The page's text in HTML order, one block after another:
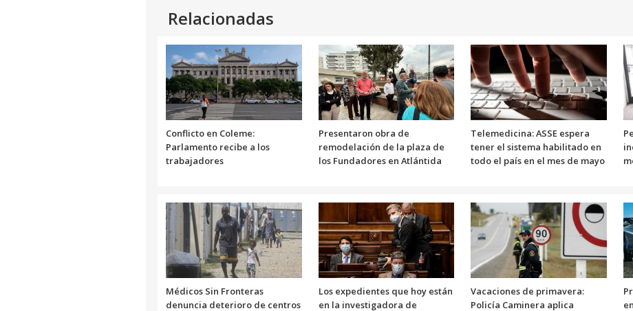
Relacionadas
Conflicto en Coleme:
Parlamento recibe a los
trabajadores
Presentaron obra de
remodelación de la plaza de
los Fundadores en Atlántida
Telemedicina: ASSE espera
tener el sistema habilitado en
todo el país en el mes de mayo
Médicos Sin Fronteras
denuncia deterioro de centros
Los expedientes que hoy están
en la investigadora de
Vacaciones de primavera:
Policía Caminera aplica